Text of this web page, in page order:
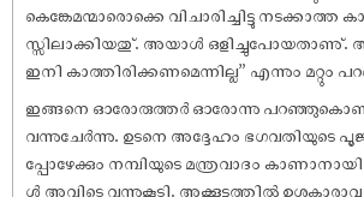
കെങ്കേമന്മാരൊക്കെ വിചാരിച്ചിട്ടു നടക്കാത്ത
സ്സിലാക്കിയതു്. അയാൾ ഒളിച്ചുപോയതാണു്.
ഇനി കാത്തിരിക്കണമെന്നില്ല” എന്നും മറ്റും
ഇങ്ങനെ ഓരോരുത്തർ ഓരോന്നു
വന്നുചേർന്നു. ഉടനെ അദ്ദേഹം ഭഗവതിയുടെ
പ്പോഴേക്കും നമ്പിയുടെ മന്ത്രവാദം
ൾ അവിടെ വന്നുകൂടി. അക്കൂട്ടത്തിൽ